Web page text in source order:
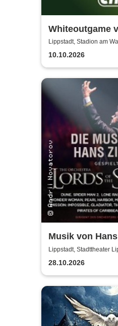
Whiteoutgame
Recklinghausen
Verbandsliga
Lippstadt, Stadion am
10.10.2026
Musik von
gespielt von
Sound
Lippstadt, Stadttheater
28.10.2026